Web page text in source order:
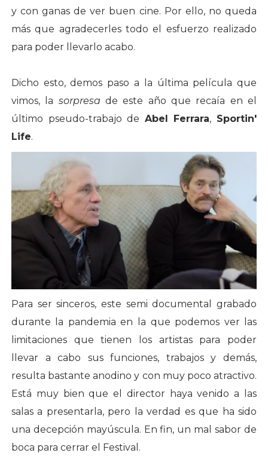
y con ganas de ver buen cine. Por ello, no queda
más que agradecerles todo el esfuerzo realizado
para poder llevarlo acabo.
Dicho esto, demos paso a la última película que
vimos, la sorpresa de este año que recaía en el
último pseudo-trabajo de Abel Ferrara, Sportin'
Life.
Para ser sinceros, este semi documental grabado
durante la pandemia en la que podemos ver las
limitaciones que tienen los artistas para poder
llevar a cabo sus funciones, trabajos y demás,
resulta bastante anodino y con muy poco atractivo.
Está muy bien que el director haya venido a las
salas a presentarla, pero la verdad es que ha sido
una decepción mayúscula. En fin, un mal sabor de
boca para cerrar el Festival.